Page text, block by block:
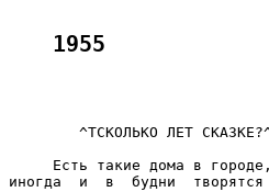
1955